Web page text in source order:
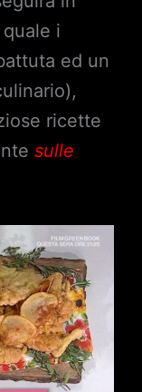
i
ed un
ricette
sulle